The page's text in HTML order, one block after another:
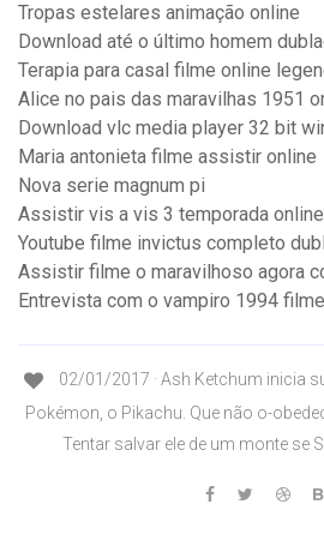
Tropas estelares animação online
Download até o último homem
Terapia para casal filme online
Alice no pais das maravilhas 1951
Download vlc media player 32 bit
Maria antonieta filme assistir online
Nova serie magnum pi
Assistir vis a vis 3 temporada
Youtube filme invictus completo
Assistir filme o maravilhoso agora
Entrevista com o vampiro 1994
02/01/2017 · Ash Ketchum inicia
Pokémon, o Pikachu. Que não o-
Tentar salvar ele de um monte se